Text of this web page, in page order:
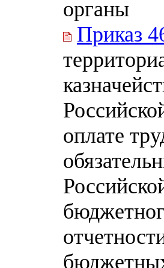
органы
Приказ
оплате